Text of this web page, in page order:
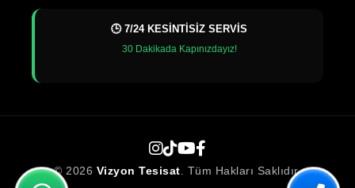
🕒 7/24 KESİNTİSİZ SERVİS
30 Dakikada Kapınızdayız!
© 2026 Vizyon Tesisat . Tüm Hakları Saklıdır.